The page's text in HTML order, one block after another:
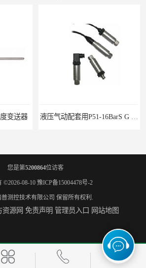
变送器
WP-D816-01-08-HHT智能多路巡检仪 水泥厂用DG1300-PJ-1-2-40/AA2N压力变送器
您是第5200864位访客
©2026-08-10 豫ICP备15004478号-2
测控技术有限公司 保留所有权利.
资源网 免责声明 管理员入口 网站地图